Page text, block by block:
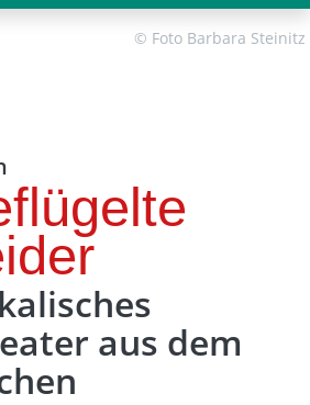
© Foto Barbara Steinitz
aus dem